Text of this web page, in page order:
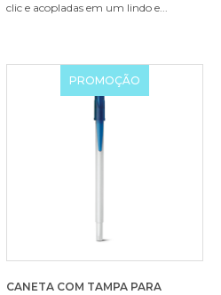
clic e acopladas em um lindo e...
PROMOÇÃO
CANETA COM TAMPA PARA